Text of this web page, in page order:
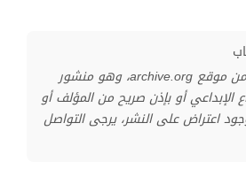
تم جلب هذا الكتاب من موقع archive.org، وهو منشور
أو بإذن صريح من المؤلف أو
اعتراض على النشر، يرجى التواصل